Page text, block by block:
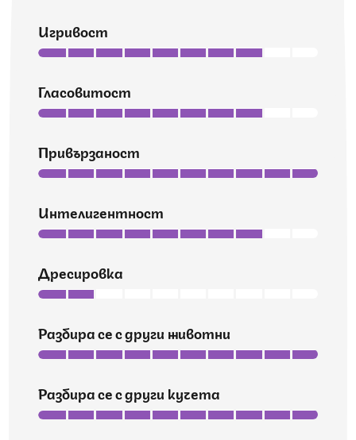
Игривост
Гласовитост
Привързаност
Интелигентност
Дресировка
Разбира се с други животни
Разбира се с други кучета